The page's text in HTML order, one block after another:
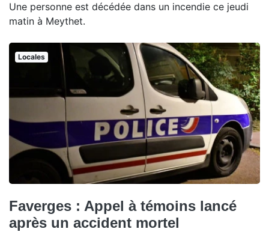
Une personne est décédée dans un incendie ce jeudi
matin à Meythet.
Locales
Faverges : Appel à témoins lancé
après un accident mortel